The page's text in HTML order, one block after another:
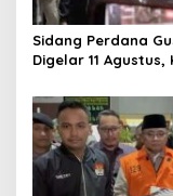
Sidang Perdana
Digelar 11 Agustus,
Kawal